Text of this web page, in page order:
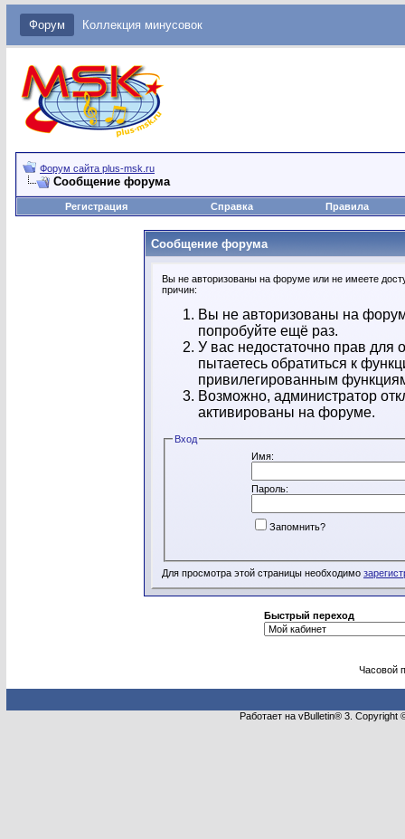
Форум Коллекция минусовок
Форум сайта plus-msk.ru
Сообщение форума
Регистрация Справка Правила
Сообщение форума
Вы не авторизованы на форуме или не имеете
причин:
Вы не авторизованы на
попробуйте ещё раз.
У вас недостаточно прав
пытаетесь обратиться к
привилегированным
Возможно, администратор
активированы на форуме.
Вход
Имя:
Пароль:
Запомнить?
Для просмотра этой страницы необходимо
Быстрый переход
Часовой
Работает на vBulletin® 3.